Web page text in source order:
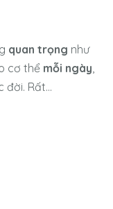
quan trọng như
cơ thể mỗi ngày,
Rất...